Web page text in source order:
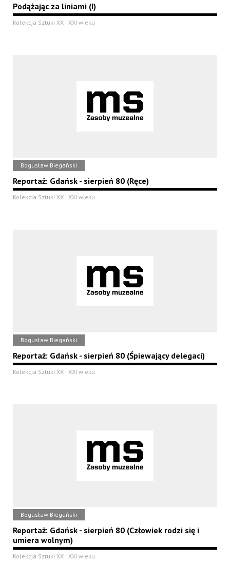
Podążając za liniami (I)
Kolekcja Sztuki XX i XXI wieku
Bogusław Biegański
Reportaż: Gdańsk - sierpień 80 (Ręce)
Kolekcja Sztuki XX i XXI wieku
Bogusław Biegański
Reportaż: Gdańsk - sierpień 80 (Śpiewający delegaci)
Kolekcja Sztuki XX i XXI wieku
Bogusław Biegański
Reportaż: Gdańsk - sierpień 80 (Człowiek rodzi się i
umiera wolnym)
Kolekcja Sztuki XX i XXI wieku